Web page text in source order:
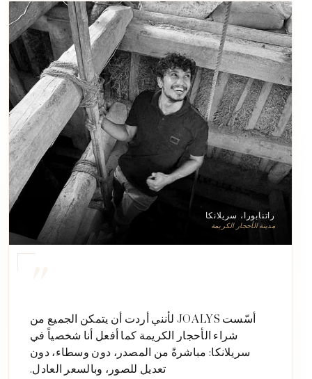
أسّست JOALYS لأنني أردت أن يتمكن الجميع من
شراء الأحجار الكريمة كما أفعل أنا شخصياً في
سريلانكا: مباشرةً من المصدر، دون وسطاء، دون
تعديل للصور، وبالسعر العادل.
راتنابورا، سريلانكا
مدينة الأحجار الكريمة